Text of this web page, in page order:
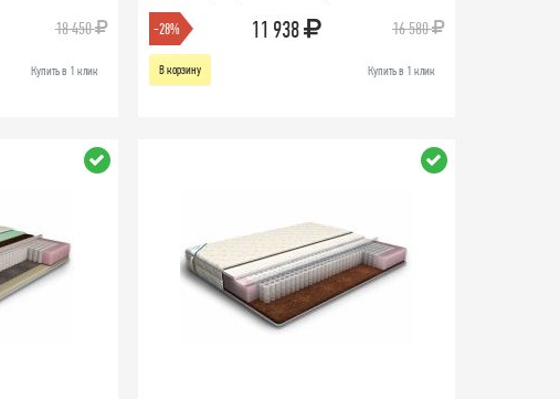
18 450
Купить в 1 клик
-28% 11 938 16 580
В корзину Купить в 1 клик